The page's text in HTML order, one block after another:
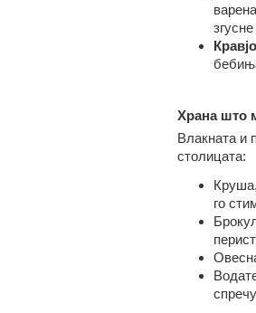
Храна што
Влакната и
столицата:
го